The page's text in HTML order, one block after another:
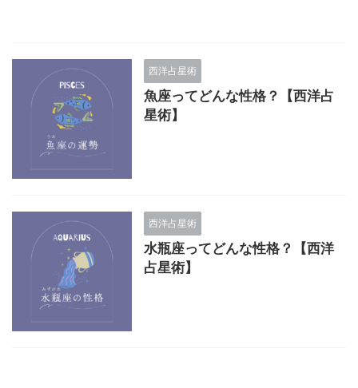
西洋占星術
魚座ってどんな性格？【西洋占
星術】
西洋占星術
水瓶座ってどんな性格？【西洋
占星術】